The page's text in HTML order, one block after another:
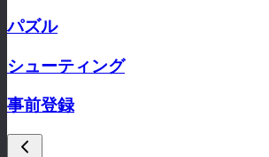
パズル
シューティング
事前登録